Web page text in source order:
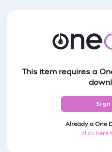
This item requires a
Sign
Already a One
click here